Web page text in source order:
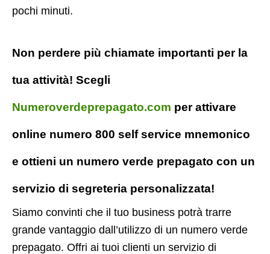
pochi minuti.
Non perdere più chiamate importanti per la
tua attività! Scegli
Numeroverdeprepagato.com per attivare
online numero 800 self service mnemonico
e ottieni un numero verde prepagato con un
servizio di segreteria personalizzata!
Siamo convinti che il tuo business potrà trarre
grande vantaggio dall’utilizzo di un numero verde
prepagato. Offri ai tuoi clienti un servizio di